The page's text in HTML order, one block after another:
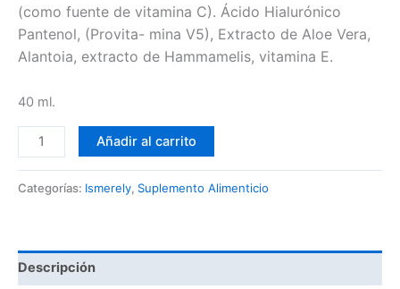
(como fuente de vitamina C). Ácido Hialurónico
Pantenol, (Provita- mina V5), Extracto de Aloe Vera,
Alantoia, extracto de Hammamelis, vitamina E.
40 ml.
Añadir al carrito
Categorías: Ismerely, Suplemento Alimenticio
Descripción